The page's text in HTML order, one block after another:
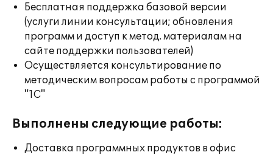
Бесплатная поддержка базовой версии
(услуги линии консультации; обновления
программ и доступ к метод. материалам на
сайте поддержки пользователей)
Осуществляется консультирование по
методическим вопросам работы с программой
"1С"
Выполнены следующие работы:
Доставка программных продуктов в офис